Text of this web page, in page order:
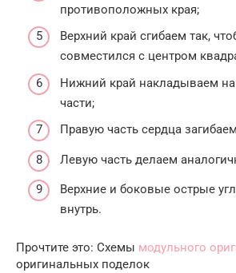
противоположных края;
Верхний край сгибаем так,
совместился с центром
Нижний край накладываем на
части;
Правую часть сердца
Левую часть делаем
Верхние и боковые острые
внутрь.
Прочтите это: Схемы модульного
оригинальных поделок